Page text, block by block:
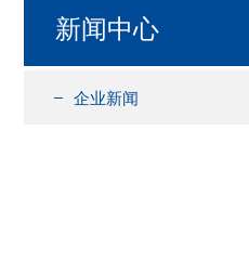
新闻中心
企业新闻